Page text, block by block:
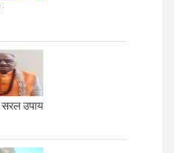
सरल उपाय